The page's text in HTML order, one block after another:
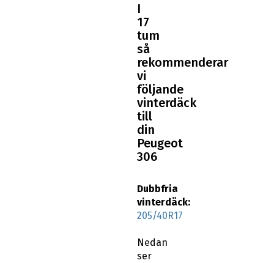
I
17
tum
så
rekommenderar
vi
följande
vinterdäck
till
din
Peugeot
306
Dubbfria
vinterdäck:
205/40R17
Nedan
ser